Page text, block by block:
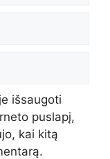
išsaugoti
puslapį,
kai kitą